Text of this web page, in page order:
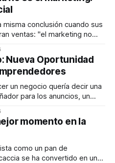
personas a tomar mejores
Su propuesta busca
conclusión cuando sus
ventas: "el marketing no
otro lugar. Durante
PRO, el especialista en
Nueva Oportunidad
un negocio quería decir una
para los anuncios, un
de publicidad digital
vendedor para atender
suerte— una persona
momento en la
como un pan de
se ha convertido en uno